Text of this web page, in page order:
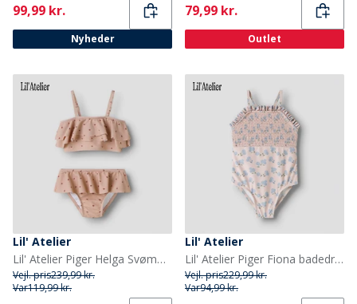
Current
99,99 kr.
Nyheder
Current
79,99 kr.
Outlet
Lil' Atelier
Lil' Atelier Piger Helga Svømmedragt Misty Rose
Vejl. pris239,99 kr.
Var119,99 kr.
Lil' Atelier
Lil' Atelier Piger Fiona badedragt Peach Whip
Vejl. pris229,99 kr.
Var94,99 kr.